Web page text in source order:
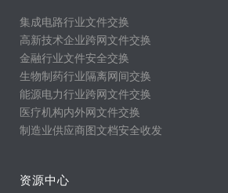
集成电路行业文件交换
高新技术企业跨网文件交换
金融行业文件安全交换
生物制药行业隔离网间交换
能源电力行业跨网文件交换
医疗机构内外网文件交换
制造业供应商图文档安全收发
资源中心